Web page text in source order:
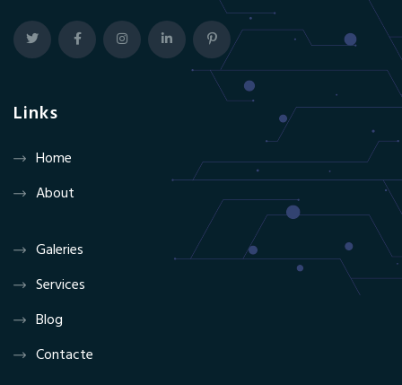
Links
Home
About
Galeries
Services
Blog
Contacte